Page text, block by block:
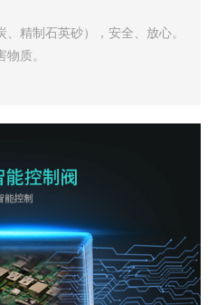
精制石英砂），安全、放心。
质。